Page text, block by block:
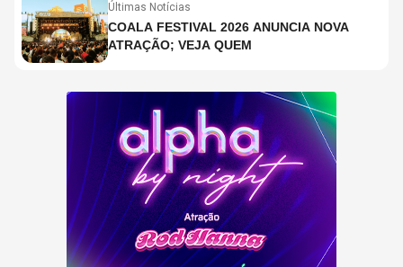
Últimas Notícias
COALA FESTIVAL 2026 ANUNCIA NOVA
ATRAÇÃO; VEJA QUEM